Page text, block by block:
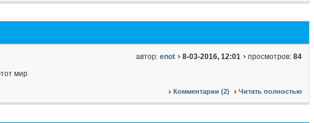
автор: enot 8-03-2016, 12:01 просмотров: 84
Комментарии (2) Читать полностью